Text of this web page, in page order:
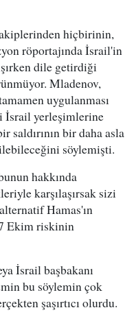
hiçbirinin,
röportajında İsrail'in
dile getirdiği
Mladenov,
uygulanması
İsrail yerleşimlerine
saldırının bir daha asla
söylemişti.
hakkında
karşılaşırsak sizi
Hamas'ın
Ekim riskinin
İsrail başbakanı
bu söylemin çok
şaşırtıcı olurdu.